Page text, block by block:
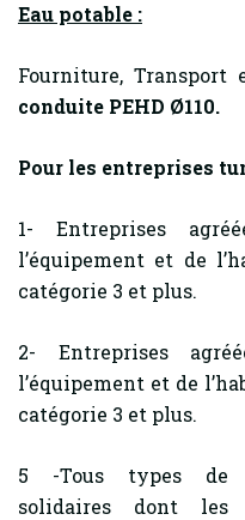
Eau potable :
Fourniture, Transport
conduite PEHD Ø110.
Pour les entreprises
1- Entreprises
l’équipement et de
catégorie 3 et plus.
2- Entreprises
l’équipement et de
catégorie 3 et plus.
5 -Tous types de
solidaires dont les